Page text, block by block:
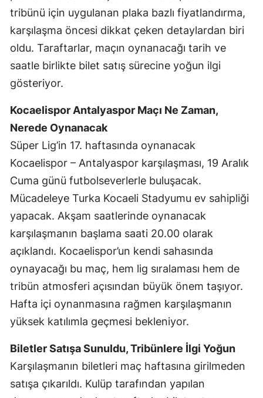
Eskişehir
Gaziantep
Giresun
Hakkari
Mersin
İstanbul
İzmir
Kars
Kastamonu
Kayseri
Kırklareli
Kırşehir
Kocaeli
tribünü için uygulanan plaka bazlı fiyatlandırma,
karşılaşma öncesi dikkat çeken detaylardan biri
oldu. Taraftarlar, maçın oynanacağı tarih ve
saatle birlikte bilet satış sürecine yoğun ilgi
gösteriyor.
Kocaelispor Antalyaspor Maçı Ne Zaman,
Nerede Oynanacak
Süper Lig’in 17. haftasında oynanacak
Kocaelispor – Antalyaspor karşılaşması, 19 Aralık
Cuma günü futbolseverlerle buluşacak.
Mücadeleye Turka Kocaeli Stadyumu ev sahipliği
yapacak. Akşam saatlerinde oynanacak
karşılaşmanın başlama saati 20.00 olarak
açıklandı. Kocaelispor’un kendi sahasında
oynayacağı bu maç, hem lig sıralaması hem de
tribün atmosferi açısından büyük önem taşıyor.
Hafta içi oynanmasına rağmen karşılaşmanın
yüksek katılımla geçmesi bekleniyor.
Biletler Satışa Sunuldu, Tribünlere İlgi Yoğun
Karşılaşmanın biletleri maç haftasına girilmeden
satışa çıkarıldı. Kulüp tarafından yapılan